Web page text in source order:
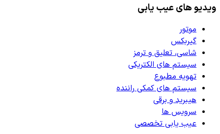
ویدیو های عیب یابی
موتور
گیربکس
شاسی، تعلیق و ترمز
سیستم های الکتریکی
تهویه مطبوع
سیستم های کمکی راننده
هیبرید و برقی
سرویس ها
عیب یابی تخصصی